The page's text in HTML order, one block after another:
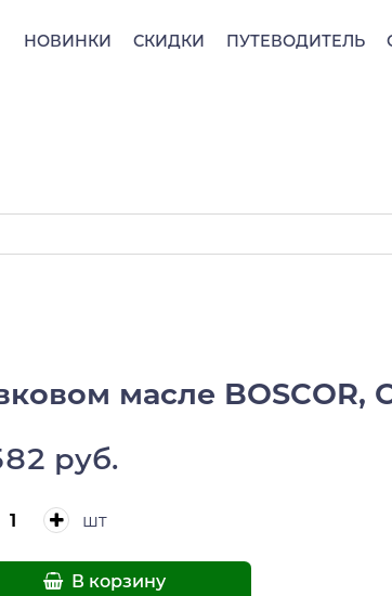
НОВИНКИ СКИДКИ ПУТЕВОДИТЕЛЬ
масле BOSCOR,
руб.
шт
В корзину